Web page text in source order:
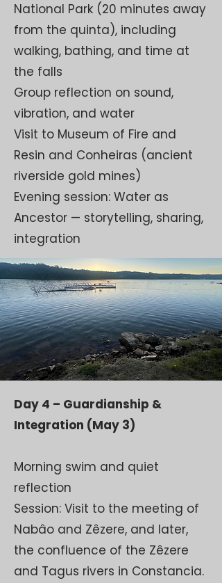
National Park (20 minutes away
from the quinta), including
walking, bathing, and time at
the falls
Group reflection on sound,
vibration, and water
Visit to Museum of Fire and
Resin and Conheiras (ancient
riverside gold mines)
Evening session: Water as
Ancestor — storytelling, sharing,
integration
Day 4 – Guardianship &
Integration (May 3)
Morning swim and quiet
reflection
Session: Visit to the meeting of
Nabâo and Zêzere, and later,
the confluence of the Zêzere
and Tagus rivers in Constancia.